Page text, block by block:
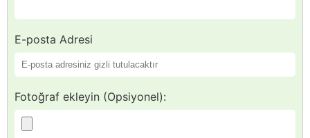
E-posta Adresi
Fotoğraf ekleyin (Opsiyonel):